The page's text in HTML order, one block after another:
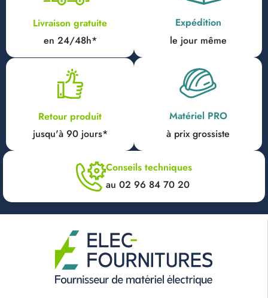
Livraison gratuite
en 24/48h*
Expédition
le jour même
Retour produit
jusqu'à 90 jours*
Matériel PRO
à prix grossiste
Conseils techniques
au 02 96 84 70 20